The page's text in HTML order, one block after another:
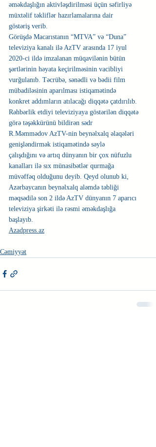
əməkdaşlığın aktivləşdirilməsi üçün səfirliyə
müxtəlif təkliflər hazırlamalarına dair
göstəriş verib.
Görüşdə Macarıstanın “MTVA” və “Duna”
televiziya kanalı ilə AzTV arasında 17 iyul
2020-ci ildə imzalanan müqavilənin bütün
şərtlərinin həyata keçirilməsinin vacibliyi
vurğulanıb. Təcrübə, sənədli və bədii film
mübadiləsinin aparılması istiqamətində
konkret addımların atılacağı diqqətə çatdırılıb.
Rəhbərlik etdiyi televiziyaya göstərilən diqqətə
görə təşəkkürünü bildirən sədr
R.Məmmədov AzTV-nin beynəlxalq əlaqələri
genişləndirmək istiqamətində səylə
çalışdığını və artıq dünyanın bir çox nüfuzlu
kanalları ilə sıx münasibətlər qurmağa
müvəffəq olduğunu deyib. Qeyd olunub ki,
Azərbaycanın beynəlxalq aləmdə təbliği
məqsədilə son 2 ildə AzTV dünyanın 7 aparıcı
televiziya şirkəti ilə rəsmi əməkdaşlığa
başlayıb.
Azadpress.az
Cəmiyyət